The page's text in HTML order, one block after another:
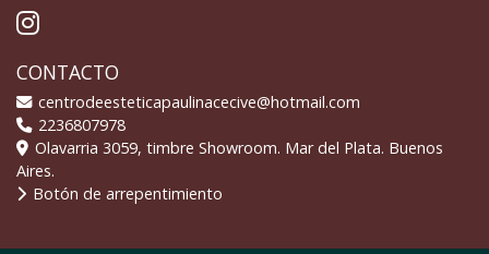
CONTACTO
centrodeesteticapaulinacecive@hotmail.com
2236807978
Olavarria 3059, timbre Showroom. Mar del Plata. Buenos
Aires.
Botón de arrepentimiento